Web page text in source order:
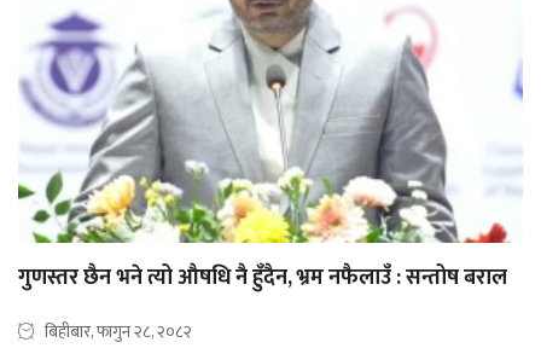
गुणस्तर छैन भने त्यो औषधि नै हुँदैन, भ्रम नफैलाउँ : सन्तोष बराल
बिहीबार, फागुन २८, २०८२